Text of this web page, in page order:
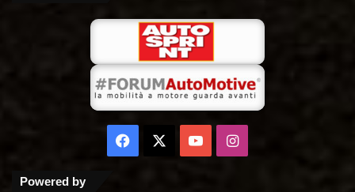
Facebook
You Instagram
Powered by